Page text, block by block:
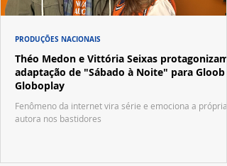
Théo Medon e Vittória Seixas protagonizam
adaptação de "Sábado à Noite" para Gloob e
Globoplay
Fenômeno da internet vira série e emociona a própria
autora nos bastidores
PRODUÇÕES NACIONAIS